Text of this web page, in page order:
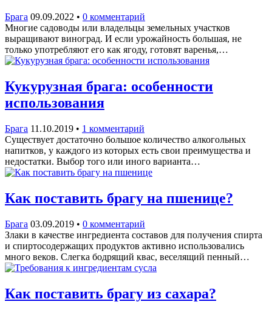
Брага 09.09.2022 • 0 комментарий
Многие садоводы или владельцы земельных участков
выращивают виноград. И если урожайность большая, не
только употребляют его как ягоду, готовят варенья,…
Кукурузная брага: особенности
использования
Брага 11.10.2019 • 1 комментарий
Существует достаточно большое количество алкогольных
напитков, у каждого из которых есть свои преимущества и
недостатки. Выбор того или иного варианта…
Как поставить брагу на пшенице?
Брага 03.09.2019 • 0 комментарий
Злаки в качестве ингредиента составов для получения спирта
и спиртосодержащих продуктов активно использовались
много веков. Слегка бодрящий квас, веселящий пенный…
Как поставить брагу из сахара?